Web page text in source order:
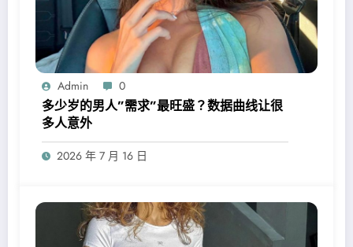
Admin 0
多少岁的男人”需求”最旺盛？数据曲线让很
多人意外
2026 年 7 月 16 日